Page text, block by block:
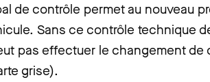
de contrôle permet au nouveau
Sans ce contrôle technique
pas effectuer le changement de
grise).